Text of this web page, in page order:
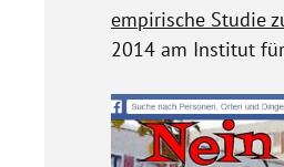
empirische Studie
2014 am Institut